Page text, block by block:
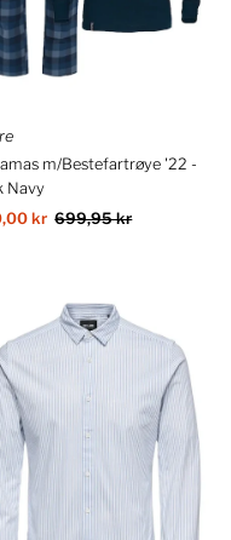
gammelt til nytt
nytt til gammelt
m/Bestefartrøye '22 -
Navy
kr Ordinær
699,95 kr